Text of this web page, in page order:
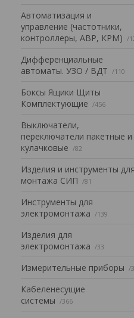
Автоматизация и
управление (частотники,
контроллеры, АВР, КРМ)
Дифференциальные
автоматы. УЗО / ВДТ
110
Боксы Ящики Щиты
Комплектующие
456
Выключатели,
переключатели пакетные и
кулачковые
82
Изделия и инструменты для
монтажа СИП
81
Инструменты для
электромонтажа
139
Изделия для
электромонтажа
33
Измерительные приборы
Кабеленесущие
системы
366